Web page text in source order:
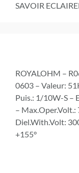
SAVOIR
ROYALOHM –
0603 – Valeur:
Puis.: 1/10W-S –
– Max.Oper.Volt.:
Diel.With.Volt:
+155°